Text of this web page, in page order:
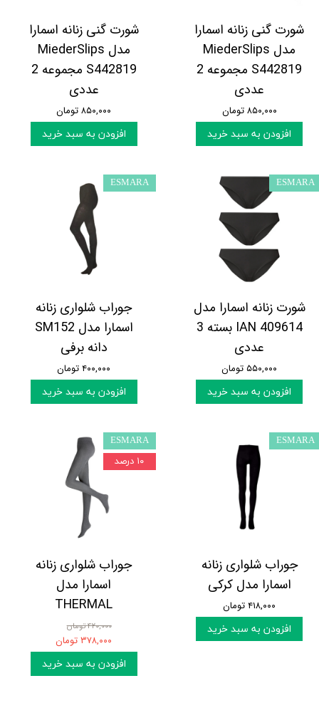
شورت گنی زنانه اسمارا
مدل MiederSlips
S442819 مجموعه 2
عددی
۸۵۰,۰۰۰ تومان
افزودن به سبد خرید
شورت گنی زنانه اسمارا
مدل MiederSlips
S442819 مجموعه 2
عددی
۸۵۰,۰۰۰ تومان
افزودن به سبد خرید
شورت زنانه اسمارا مدل
IAN 409614 بسته 3
عددی
۵۵۰,۰۰۰ تومان
افزودن به سبد خرید
ESMARA
جوراب شلواری زنانه
اسمارا مدل SM152
دانه برفی
۴۰۰,۰۰۰ تومان
افزودن به سبد خرید
ESMARA
جوراب شلواری زنانه
اسمارا مدل کرکی
۴۱۸,۰۰۰ تومان
افزودن به سبد خرید
ESMARA
جوراب شلواری زنانه
اسمارا مدل
THERMAL
۴۲۰,۰۰۰ تومان
۳۷۸,۰۰۰ تومان
افزودن به سبد خرید
ESMARA
۱۰ درصد